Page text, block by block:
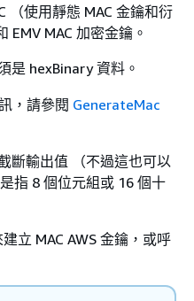
（使用靜態 MAC 金鑰和衍
EMV MAC 加密金鑰。
是 hexBinary 資料。
，請參閱 GenerateMac
斷輸出值 （不過這也可以
指 8 個位元組或 16 個十
立 MAC AWS 金鑰，或呼